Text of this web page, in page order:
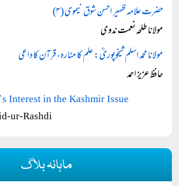
حضرت علامہ ظہیر احسن شوق نیموی (۳)
مولانا طلحہ نعمت ندوی
مولانا محمد اسلم شیخوپوریؒ: علم کا منارہ، قرآن کا داعی
حافظ عزیز احمد
Interest in the Kashmir Issue
ur-Rashdi
ماہانہ بلاگ